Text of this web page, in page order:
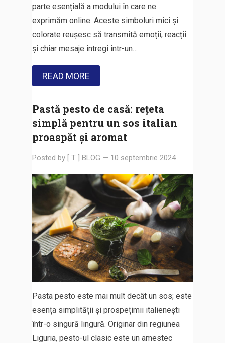
parte esențială a modului în care ne
exprimăm online. Aceste simboluri mici și
colorate reușesc să transmită emoții, reacții
și chiar mesaje întregi într-un…
READ MORE
Pastă pesto de casă: rețeta
simplă pentru un sos italian
proaspăt și aromat
Posted by [ T ] BLOG — 10 septembrie 2024
Pasta pesto este mai mult decât un sos; este
esența simplității și prospețimii italienești
într-o singură lingură. Originar din regiunea
Liguria, pesto-ul clasic este un amestec